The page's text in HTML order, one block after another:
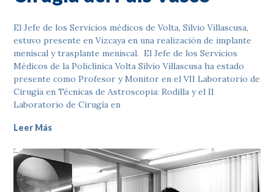
El Jefe de los Servicios médicos de Volta, Silvio Villascusa,
estuvo presente en Vizcaya en una realización de implante
meniscal y trasplante meniscal. El Jefe de los Servicios
Médicos de la Policlínica Volta Silvio Villascusa ha estado
presente como Profesor y Monitor en el VII Laboratorio de
Cirugía en Técnicas de Astroscopia: Rodilla y el II
Laboratorio de Cirugía en
Leer Más